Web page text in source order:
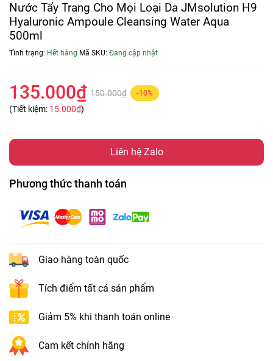
Nước Tẩy Trang Cho Mọi Loại Da JMsolution H9
Hyaluronic Ampoule Cleansing Water Aqua
500ml
Tình trạng: Hết hàng Mã SKU: Đang cập nhật
135.000₫ 150.000₫ -10%
(Tiết kiệm: 15.000₫)
Liên hệ Zalo
Phương thức thanh toán
Giao hàng toàn quốc
Tích điểm tất cả sản phẩm
Giảm 5% khi thanh toán online
Cam kết chính hãng